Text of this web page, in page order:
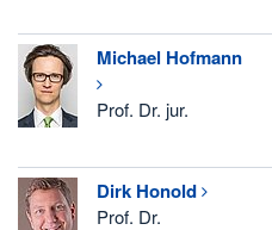
Michael Hofmann
Prof. Dr. jur.
Dirk Honold
Prof. Dr.